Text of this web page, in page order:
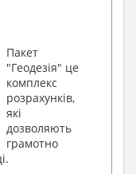
Пакет
"Геодезія" це
комплекс
розрахунків,
які
дозволяють
грамотно